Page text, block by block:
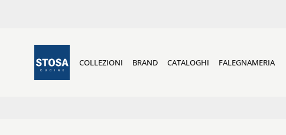
COLLEZIONI BRAND CATALOGHI FALEGNAMERIA